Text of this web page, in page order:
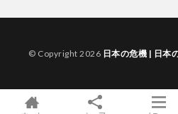
© Copyright 2026 日本の危機 | 日本